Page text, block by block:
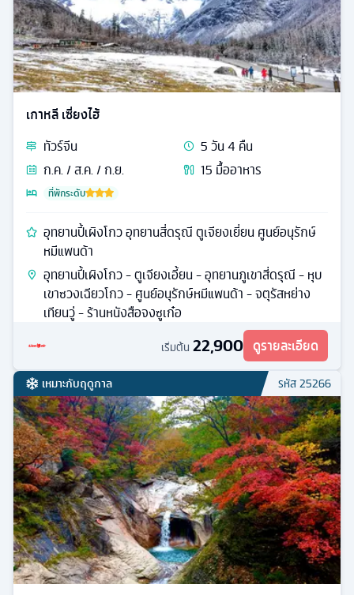
เกาหลี เซี่ยงไฮ้
ทัวร์จีน 5วัน4 คืน
ก.ค. / ส.ค. / ก.ย.
15 มื้ออาหาร
ที่พักระดับ
อุทยานปี้เผิงโกว อุทยานสี่ดรุณี ตูเจียงเยี่ยน ศูนย์อนุรักษ์
หมีแพนด้า
อุทยานปี้เผิงโกว - ตูเจียงเอี้ยน - อุทยานภูเขาสี่ดรุณี - หุบ
เขาซวงเฉียวโกว - ศูนย์อนุรักษ์หมีแพนด้า - จตุรัสหย่าง
เทียนวู่ - ร้านหนังสือจงซูเก๋อ
เริ่มต้น 22,900 ดูรายละเอียด
เหมาะกับฤดูกาล รหัส25266